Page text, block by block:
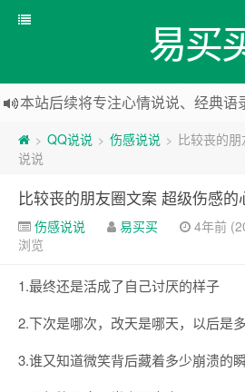
易买
本站改版，下架友情链接
> QQ说说 > 伤感说说 > 比较丧的
说说
比较丧的朋友圈文案 超级伤感的
伤感说说 易买买 4年前
浏览
1.最终还是活成了自己讨厌的样子
2.下次是哪次，改天是哪天，以后是多
3.谁又知道微笑背后藏着多少崩溃的